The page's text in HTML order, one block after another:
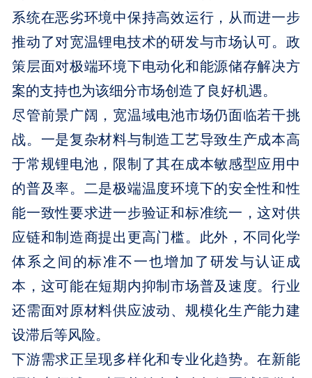
系统在恶劣环境中保持高效运行，从而进一步
推动了对宽温锂电技术的研发与市场认可。政
策层面对极端环境下电动化和能源储存解决方
案的支持也为该细分市场创造了良好机遇。
尽管前景广阔，宽温域电池市场仍面临若干挑
战。一是复杂材料与制造工艺导致生产成本高
于常规锂电池，限制了其在成本敏感型应用中
的普及率。二是极端温度环境下的安全性和性
能一致性要求进一步验证和标准统一，这对供
应链和制造商提出更高门槛。此外，不同化学
体系之间的标准不一也增加了研发与认证成
本，这可能在短期内抑制市场普及速度。行业
还需面对原材料供应波动、规模化生产能力建
设滞后等风险。
下游需求正呈现多样化和专业化趋势。在新能